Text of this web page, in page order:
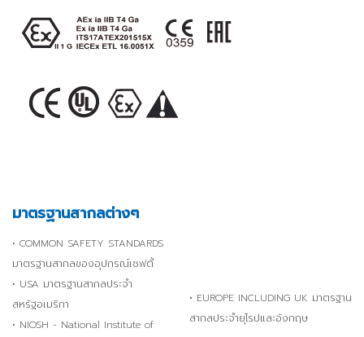
มาตรฐานสากลต่างๆ
• COMMON SAFETY STANDARDS
มาตรฐานสากลของอุปกรณ์เซฟตี้
• USA มาตรฐานสากลประจำ
สหรัฐอเมริกา
• NIOSH - National Institute of
• EUROPE INCLUDING UK มาตรฐาน
สากลประจำยุโรปและอังกฤษ